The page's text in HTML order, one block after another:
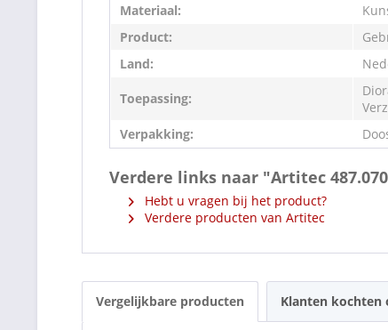
Materiaal:
Product:
Land:
Toepassing:
Verpakking:
Verdere links naar "Artitec
Hebt u vragen bij het product?
Verdere producten van Artitec
Vergelijkbare producten Klanten kochten